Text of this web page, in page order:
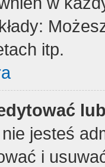
itp.
jesteś
i